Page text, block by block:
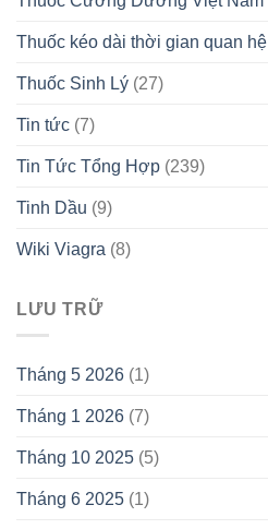
Thuốc kéo dài thời gian quan hệ
Thuốc Sinh Lý (27)
Tin tức (7)
Tin Tức Tổng Hợp (239)
Tinh Dầu (9)
Wiki Viagra (8)
LƯU TRỮ
Tháng 5 2026 (1)
Tháng 1 2026 (7)
Tháng 10 2025 (5)
Tháng 6 2025 (1)